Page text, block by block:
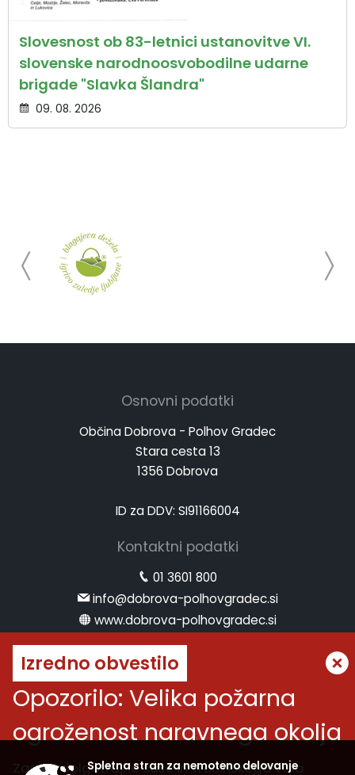
Slovesnost ob 83-letnici ustanovitve VI.
slovenske narodnoosvobodilne udarne
brigade "Slavka Šlandra"
09. 08. 2026
Izredno obvestilo
Opozorilo: Velika požarna
ogroženost naravnega okolja
Zaradi dolgotrajne suše in vročinskega vala
Osnovni podatki
Občina Dobrova - Polhov Gradec
Stara cesta 13
1356 Dobrova
ID za DDV: SI91166004
Kontaktni podatki
01 3601 800
info@dobrova-polhovgradec.si
www.dobrova-polhovgradec.si
Uradne ure
ponedeljek: od 8.00 do 12.00
sreda: od 8.00 do 12.00 in od 14.00 do 16.00
petek:od 8.00 do 12.00
Vremenska napoved
Spletna stran za nemoteno delovanje